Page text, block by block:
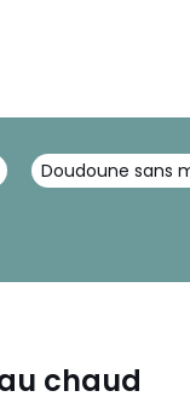
Doudoune sans
chaud